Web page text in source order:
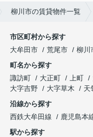
柳川市の賃貸物件一覧
市区町村から探す
大牟田市
荒尾市 柳川
町名から探す
諏訪町
大正町 上町
大字吉野
大字草木 天
沿線から探す
西鉄大牟田線
鹿児島本
駅から探す